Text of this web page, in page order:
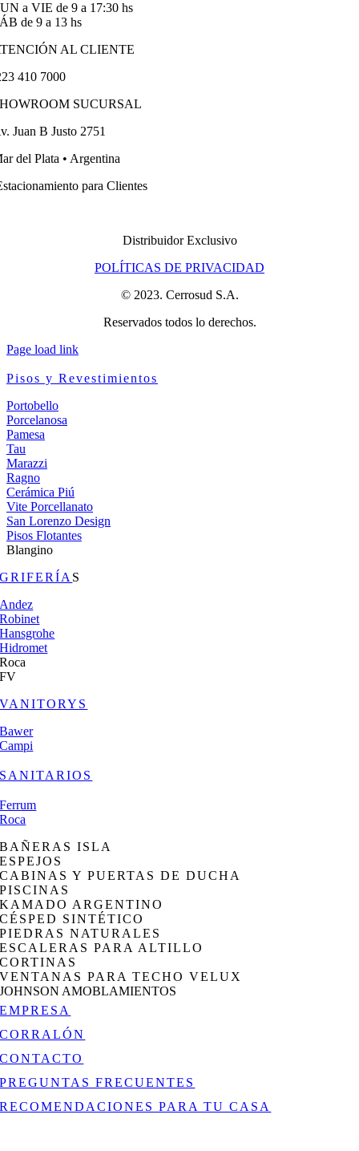
a VIE de 9 a 17:30 hs
de 9 a 13 hs
AL CLIENTE
410 7000
SUCURSAL
Juan B Justo 2751
del Plata • Argentina
para Clientes
Distribuidor Exclusivo
POLÍTICAS DE PRIVACIDAD
© 2023. Cerrosud S.A.
Reservados todos lo derechos.
Page load link
Pisos y Revestimientos
Portobello
Porcelanosa
Pamesa
Tau
Marazzi
Ragno
Cerámica Piú
Vite Porcellanato
San Lorenzo Design
Pisos Flotantes
Blangino
GRIFERÍA S
Andez
Robinet
Hansgrohe
Hidromet
Roca
FV
VANITORYS
Bawer
Campi
SANITARIOS
Ferrum
Roca
BAÑERAS ISLA
ESPEJOS
CABINAS Y PUERTAS DE DUCHA
PISCINAS
KAMADO ARGENTINO
CÉSPED SINTÉTICO
PIEDRAS NATURALES
ESCALERAS PARA ALTILLO
CORTINAS
VENTANAS PARA TECHO VELUX
JOHNSON AMOBLAMIENTOS
EMPRESA
CORRALÓN
CONTACTO
PREGUNTAS FRECUENTES
RECOMENDACIONES PARA TU CASA